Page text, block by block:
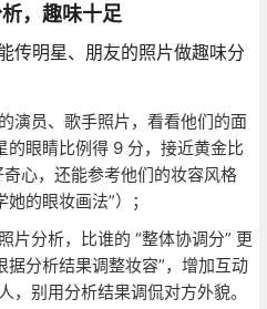
，趣味十足
传明星、朋友的照片做趣味分
演员、歌手照片，看看他们的面
的眼睛比例得 9 分，接近黄金比
心，还能参考他们的妆容风格
她的眼妆画法”）；
片分析，比谁的 “整体协调分” 更
据分析结果调整妆容”，增加互动
，别用分析结果调侃对方外貌。